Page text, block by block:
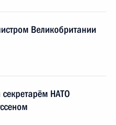
Великобритании
НАТО